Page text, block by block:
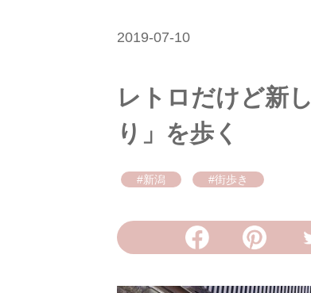
2019-07-10
レトロだけど新
り」を歩く
#新潟 #街歩き